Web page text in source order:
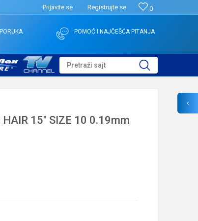
0
Prijavite se Registrujte se
POMOĆ I NAJČEŠĆA PITANJA
Pretraži sajt
HAIR 15" SIZE 10 0.19mm